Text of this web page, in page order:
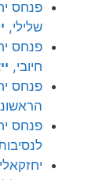
שלילי,
חיובי,
יחזקאלי פנחס